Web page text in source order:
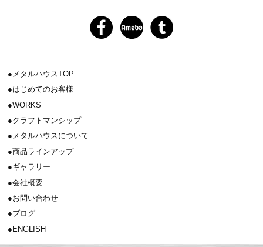
メタルハウスTOP
はじめてのお客様
WORKS
クラフトマンシップ
メタルハウスについて
商品ラインアップ
ギャラリー
会社概要
お問い合わせ
ブログ
ENGLISH